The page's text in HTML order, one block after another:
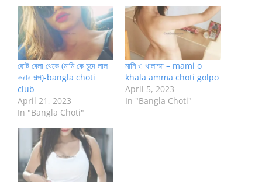
ছোট বেলা থেকে (মামি কে চুদে লাল
করার গল্প)-bangla choti
club
April 21, 2023
In "Bangla Choti"
মামি ও খালাম্মা – mami o
khala amma choti golpo
April 5, 2023
In "Bangla Choti"